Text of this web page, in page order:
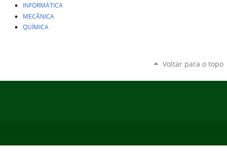
INFORMÁTICA
MECÂNICA
QUÍMICA
Voltar para o topo